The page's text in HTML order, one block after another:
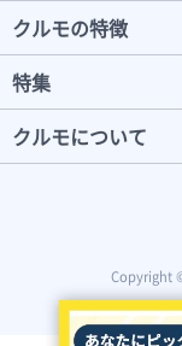
クルモの特徴
特集
クルモについて
Copyright